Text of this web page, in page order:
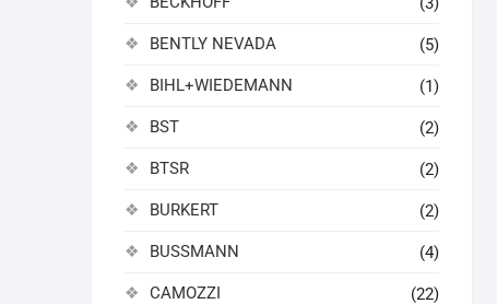
BENTLY NEVADA (5)
BIHL+WIEDEMANN (1)
BST (2)
BTSR (2)
BURKERT (2)
BUSSMANN (4)
CAMOZZI (22)